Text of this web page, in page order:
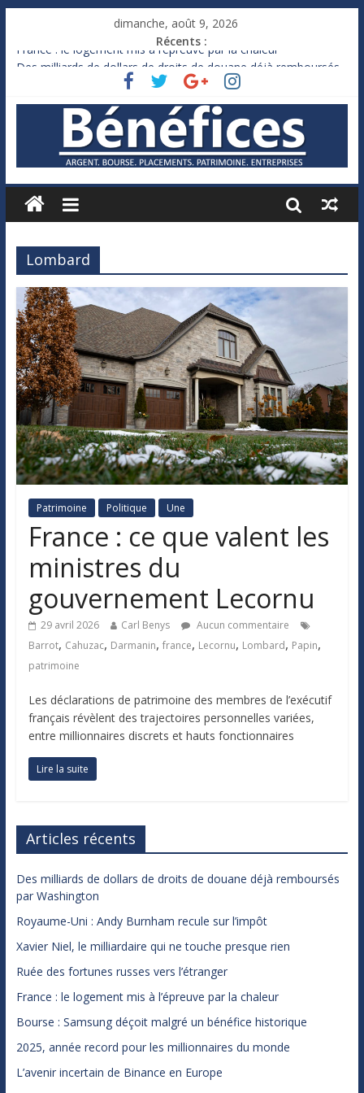
dimanche, août 9, 2026
Récents :
France : le logement mis à l’épreuve par la chaleur
Des milliards de dollars de droits de douane déjà remboursés
Royaume-Uni : Andy Burnham recule sur l’impôt
Xavier Niel, le milliardaire qui ne touche presque rien
Ruée des fortunes russes vers l’étranger
Lombard
Patrimoine Politique Une
France : ce que valent les
ministres du
gouvernement Lecornu
29 avril 2026 Carl Benys
Aucun commentaire
Barrot, Cahuzac, Darmanin, france, Lecornu, Lombard, Papin,
patrimoine
Les déclarations de patrimoine des membres de l’exécutif
français révèlent des trajectoires personnelles variées,
entre millionnaires discrets et hauts fonctionnaires
Lire la suite
Articles récents
Des milliards de dollars de droits de douane déjà remboursés
par Washington
Royaume-Uni : Andy Burnham recule sur l’impôt
Xavier Niel, le milliardaire qui ne touche presque rien
Ruée des fortunes russes vers l’étranger
France : le logement mis à l’épreuve par la chaleur
Bourse : Samsung déçoit malgré un bénéfice historique
2025, année record pour les millionnaires du monde
L’avenir incertain de Binance en Europe